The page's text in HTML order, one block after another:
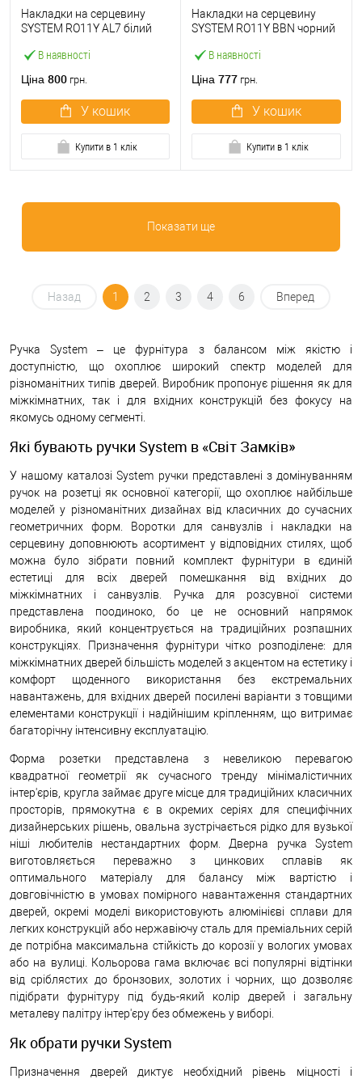
В наявності
Накладки на серцевину
SYSTEM RO11Y AL7 білий
Ціна 800 грн.
У кошик
Купити в 1 клік
В наявності
Накладки на серцевину
SYSTEM RO11Y BBN чорний
Ціна 777 грн.
У кошик
Купити в 1 клік
Показати ще
Назад 1 2 3 4 6 Вперед
Ручка System – це фурнітура з балансом між якістю і
доступністю, що охоплює широкий спектр моделей для
різноманітних типів дверей. Виробник пропонує рішення як для
міжкімнатних, так і для вхідних конструкцій без фокусу на
якомусь одному сегменті.
Які бувають ручки System в «Світ Замків»
У нашому каталозі System ручки представлені з домінуванням
ручок на розетці як основної категорії, що охоплює найбільше
моделей у різноманітних дизайнах від класичних до сучасних
геометричних форм. Воротки для санвузлів і накладки на
серцевину доповнюють асортимент у відповідних стилях, щоб
можна було зібрати повний комплект фурнітури в єдиній
естетиці для всіх дверей помешкання від вхідних до
міжкімнатних і санвузлів. Ручка для розсувної системи
представлена поодиноко, бо це не основний напрямок
виробника, який концентрується на традиційних розпашних
конструкціях. Призначення фурнітури чітко розподілене: для
міжкімнатних дверей більшість моделей з акцентом на естетику і
комфорт щоденного використання без екстремальних
навантажень, для вхідних дверей посилені варіанти з товщими
елементами конструкції і надійнішим кріпленням, що витримає
багаторічну інтенсивну експлуатацію.
Форма розетки представлена з невеликою перевагою
квадратної геометрії як сучасного тренду мінімалістичних
інтер'єрів, кругла займає друге місце для традиційних класичних
просторів, прямокутна є в окремих серіях для специфічних
дизайнерських рішень, овальна зустрічається рідко для вузької
ніші любителів нестандартних форм. Дверна ручка System
виготовляється переважно з цинкових сплавів як
оптимального матеріалу для балансу між вартістю і
довговічністю в умовах помірного навантаження стандартних
дверей, окремі моделі використовують алюмінієві сплави для
легких конструкцій або нержавіючу сталь для преміальних серій
де потрібна максимальна стійкість до корозії у вологих умовах
або на вулиці. Кольорова гама включає всі популярні відтінки
від сріблястих до бронзових, золотих і чорних, що дозволяє
підібрати фурнітуру під будь-який колір дверей і загальну
металеву палітру інтер'єру без обмежень у виборі.
Як обрати ручки System
Призначення дверей диктує необхідний рівень міцності і